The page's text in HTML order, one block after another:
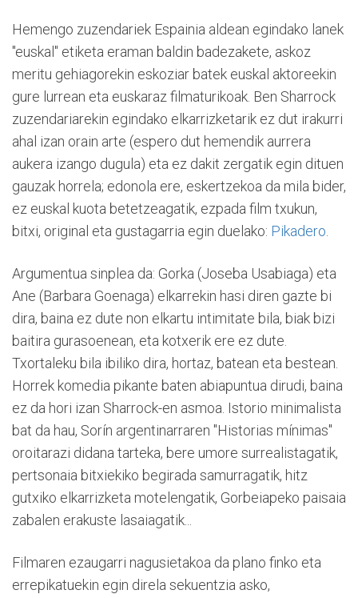
Hemengo zuzendariek Espainia aldean egindako lanek
"euskal" etiketa eraman baldin badezakete, askoz
meritu gehiagorekin eskoziar batek euskal aktoreekin
gure lurrean eta euskaraz filmaturikoak. Ben Sharrock
zuzendariarekin egindako elkarrizketarik ez dut irakurri
ahal izan orain arte (espero dut hemendik aurrera
aukera izango dugula) eta ez dakit zergatik egin dituen
gauzak horrela; edonola ere, eskertzekoa da mila bider,
ez euskal kuota betetzeagatik, ezpada film txukun,
bitxi, original eta gustagarria egin duelako: Pikadero
Argumentua sinplea da: Gorka (Joseba Usabiaga) eta
Ane (Barbara Goenaga) elkarrekin hasi diren gazte bi
dira, baina ez dute non elkartu intimitate bila, biak bizi
baitira gurasoenean, eta kotxerik ere ez dute.
Txortaleku bila ibiliko dira, hortaz, batean eta bestean.
Horrek komedia pikante baten abiapuntua dirudi, baina
ez da hori izan Sharrock-en asmoa. Istorio minimalista
bat da hau, Sorín argentinarraren "Historias mínimas"
oroitarazi didana tarteka, bere umore surrealistagatik,
pertsonaia bitxiekiko begirada samurragatik, hitz
gutxiko elkarrizketa motelengatik, Gorbeiapeko paisaia
zabalen erakuste lasaiagatik...
Filmaren ezaugarri nagusietakoa da plano finko eta
errepikatuekin egin direla sekuentzia asko,